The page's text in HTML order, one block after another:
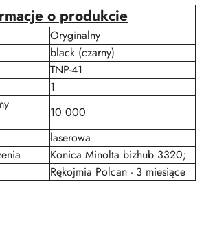
o produkcie
Oryginalny
black (czarny)
TNP-41
1
10 000
laserowa
Konica Minolta bizhub 3320;
Rękojmia Polcan - 3 miesiące